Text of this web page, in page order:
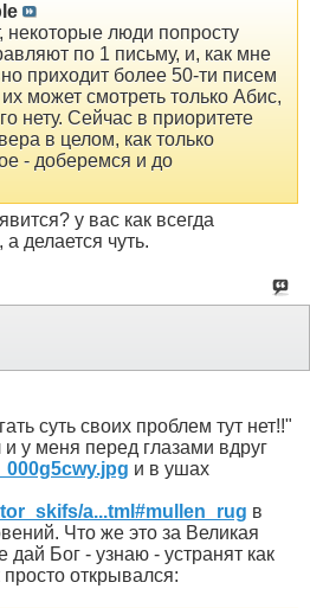
некоторые люди попросту
по 1 письму, и, как мне
приходит более 50-ти писем
может смотреть только Абис,
нету. Сейчас в приоритете
в целом, как только
- доберемся и до
у вас как всегда
делается чуть.
суть своих проблем тут нет!!"
у меня перед глазами вдруг
и в ушах
a...tml#mullen_rug в
Что же это за Великая
Бог - узнаю - устранят как
открывался: